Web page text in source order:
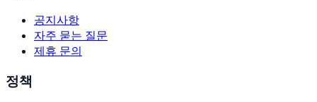
공지사항
자주 묻는 질문
제휴 문의
정책